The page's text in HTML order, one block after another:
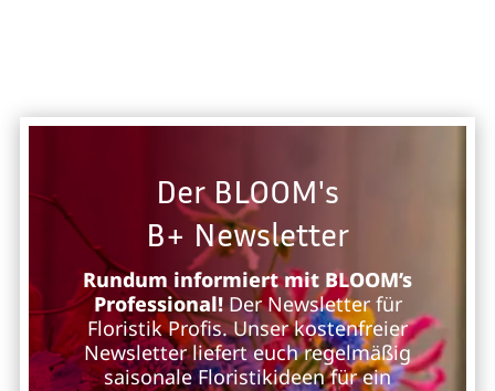
Der BLOOM's
B+ Newsletter
Rundum informiert mit BLOOM’s
Professional!Der Newsletter für
Floristik Profis. Unser kostenfreier
Newsletter liefert euch regelmäßig
saisonale Floristikideen für ein